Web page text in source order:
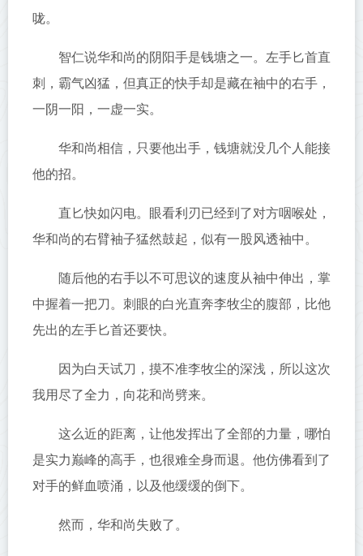
咙。
智仁说华和尚的阴阳手是钱塘之一。左手匕首直
刺，霸气凶猛，但真正的快手却是藏在袖中的右手，
一阴一阳，一虚一实。
华和尚相信，只要他出手，钱塘就没几个人能接
他的招。
直匕快如闪电。眼看利刃已经到了对方咽喉处，
华和尚的右臂袖子猛然鼓起，似有一股风透袖中。
随后他的右手以不可思议的速度从袖中伸出，掌
中握着一把刀。刺眼的白光直奔李牧尘的腹部，比他
先出的左手匕首还要快。
因为白天试刀，摸不准李牧尘的深浅，所以这次
我用尽了全力，向花和尚劈来。
这么近的距离，让他发挥出了全部的力量，哪怕
是实力巅峰的高手，也很难全身而退。他仿佛看到了
对手的鲜血喷涌，以及他缓缓的倒下。
然而，华和尚失败了。